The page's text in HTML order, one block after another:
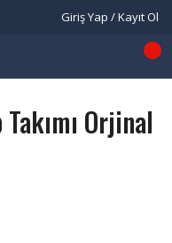
Giriş Yap / Kayıt Ol
Orjinal